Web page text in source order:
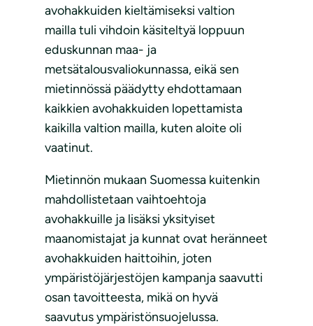
avohakkuiden kieltämiseksi valtion
mailla tuli vihdoin käsiteltyä loppuun
eduskunnan maa- ja
metsätalousvaliokunnassa, eikä sen
mietinnössä päädytty ehdottamaan
kaikkien avohakkuiden lopettamista
kaikilla valtion mailla, kuten aloite oli
vaatinut.
Mietinnön mukaan Suomessa kuitenkin
mahdollistetaan vaihtoehtoja
avohakkuille ja lisäksi yksityiset
maanomistajat ja kunnat ovat heränneet
avohakkuiden haittoihin, joten
ympäristöjärjestöjen kampanja saavutti
osan tavoitteesta, mikä on hyvä
saavutus ympäristönsuojelussa.